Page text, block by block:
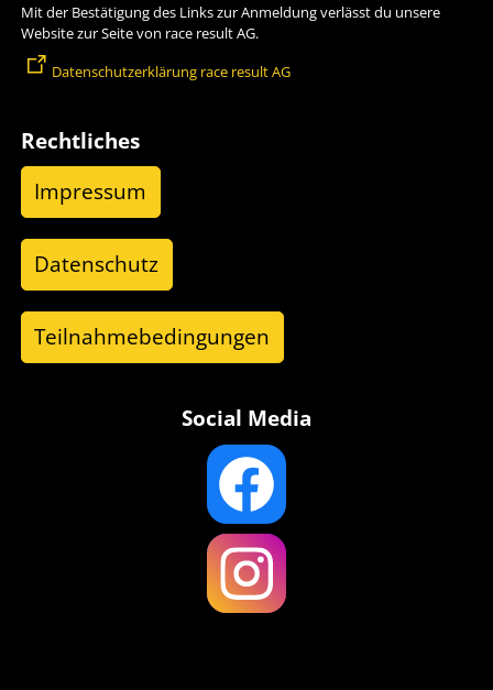
Mit der Bestätigung des Links zur Anmeldung verlässt du unsere
Website zur Seite von race result AG.
Datenschutzerklärung race result AG
Rechtliches
Impressum
Datenschutz
Teilnahmebedingungen
Social Media